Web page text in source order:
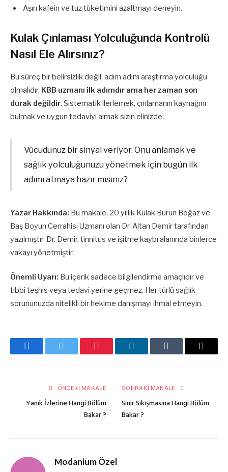
Aşırı kafein ve tuz tüketimini azaltmayı deneyin.
Kulak Çınlaması Yolculuğunda Kontrolü
Nasıl Ele Alırsınız?
Bu süreç bir belirsizlik değil, adım adım araştırma yolculuğu
olmalıdır. KBB uzmanı ilk adımdır ama her zaman son
durak değildir. Sistematik ilerlemek, çınlamanın kaynağını
bulmak ve uygun tedaviyi almak sizin elinizde.
Vücudunuz bir sinyal veriyor. Onu anlamak ve
sağlık yolculuğunuzu yönetmek için bugün ilk
adımı atmaya hazır mısınız?
Yazar Hakkında: Bu makale, 20 yıllık Kulak Burun Boğaz ve
Baş Boyun Cerrahisi Uzmanı olan Dr. Altan Demir tarafından
yazılmıştır. Dr. Demir, tinnitus ve işitme kaybı alanında binlerce
vakayı yönetmiştir.
Önemli Uyarı: Bu içerik sadece bilgilendirme amaçlıdır ve
tıbbi teşhis veya tedavi yerine geçmez. Her türlü sağlık
sorununuzda nitelikli bir hekime danışmayı ihmal etmeyin.
FacebookTwitter Pinterest LinkedInTumblr
E-
ÖNCEKI MAKALE
Yanık İzlerine Hangi Bölüm
Bakar ?
SONRAKI MAKALE
Sinir Sıkışmasına Hangi Bölüm
Bakar ?
Modanium Özel